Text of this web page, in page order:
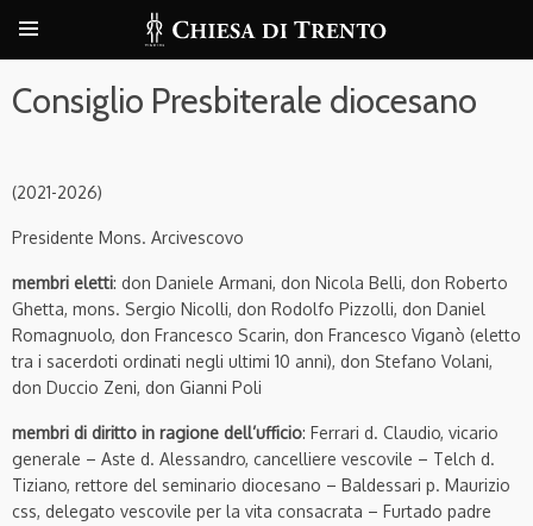
Consiglio Presbiterale diocesano
(2021-2026)
Presidente Mons. Arcivescovo
membri eletti: don Daniele Armani, don Nicola Belli, don Roberto
Ghetta, mons. Sergio Nicolli, don Rodolfo Pizzolli, don Daniel
Romagnuolo, don Francesco Scarin, don Francesco Viganò (eletto
tra i sacerdoti ordinati negli ultimi 10 anni), don Stefano Volani,
don Duccio Zeni, don Gianni Poli
membri di diritto in ragione dell’ufficio: Ferrari d. Claudio, vicario
generale – Aste d. Alessandro, cancelliere vescovile – Telch d.
Tiziano, rettore del seminario diocesano – Baldessari p. Maurizio
css, delegato vescovile per la vita consacrata – Furtado padre